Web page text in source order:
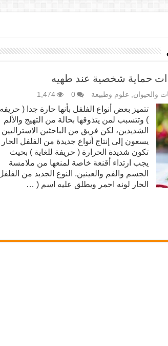
حماية شخصية عند طهيه
والحيوان, علوم وطبيعة 0
1,474
تتميز بعض أنواع الفلفل بأنها حارة جدا ( حريفه
) وتتسبب لمن يتذوقها بحالة من التهيج والألم
الشديدين، لكن فريق من الباحثين الاستراليين
يسعون إلى إنتاج أنواع جديدة من الفلفل الحار
تكون شديدة الحرارة ( حريفة للغاية ) بحيث
يجب ارتداء أقنعة خاصة لمنعها من ملامسة
الجسم والفم والعينين. النوع الجديد من
الحار لونه احمر ويطلق عليه اسم ( …